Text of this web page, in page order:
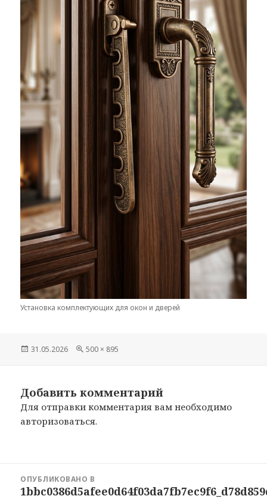
Установка комплектующих для окон и дверей
Опубликовано
31.05.2026
Полный
500 × 895
Добавить комментарий
Для отправки комментария вам необходимо
авторизоваться.
ОПУБЛИКОВАНО В